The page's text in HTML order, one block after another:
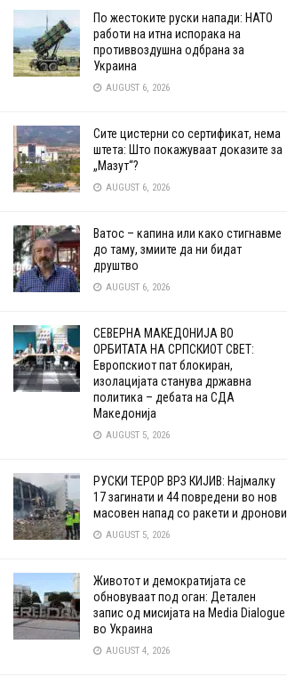
По жестоките руски напади: НАТО
работи на итна испорака на
противвоздушна одбрана за
Украина
AUGUST 6, 2026
Сите цистерни со сертификат, нема
штета: Што покажуваат доказите за
„Мазут“?
AUGUST 6, 2026
Ватос – капина или како стигнавме
до таму, змиите да ни бидат
друштво
AUGUST 6, 2026
СЕВЕРНА МАКЕДОНИЈА ВО
ОРБИТАТА НА СРПСКИОТ СВЕТ:
Европскиот пат блокиран,
изолацијата станува државна
политика – дебата на СДА
Македонија
AUGUST 5, 2026
РУСКИ ТЕРОР ВРЗ КИЈИВ: Најмалку
17 загинати и 44 повредени во нов
масовен напад со ракети и дронови
AUGUST 5, 2026
Животот и демократијата се
обновуваат под оган: Детален
запис од мисијата на Media Dialogue
во Украина
AUGUST 4, 2026